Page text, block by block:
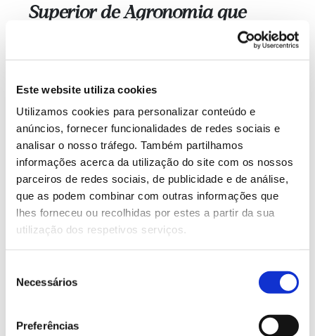
Este website utiliza cookies
Utilizamos cookies para personalizar conteúdo e
anúncios, fornecer funcionalidades de redes sociais e
analisar o nosso tráfego. Também partilhamos
informações acerca da utilização do site com os nossos
parceiros de redes sociais, de publicidade e de análise,
que as podem combinar com outras informações que
lhes forneceu ou recolhidas por estes a partir da sua
utilização dos respetivos serviços.
Necessários
Preferências
Superior de Agronomia que
Investigação em Biodiversidade
e Biologia Evolutiva em parceria
com o CIBIO, da Universidade
do Porto.